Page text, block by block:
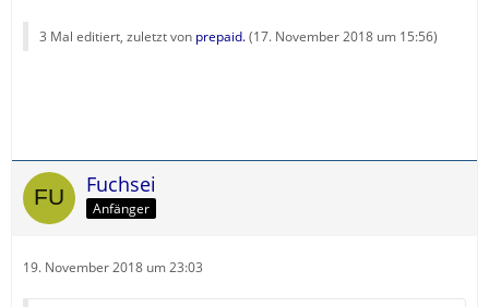
3 Mal editiert, zuletzt von prepaid.(17. November 2018 um 15:56)
Fuchsei
Anfänger
19. November 2018 um 23:03